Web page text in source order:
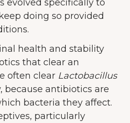
evolved specifically to
doing so provided
health and stability
that clear an
often clear Lactobacillus
because antibiotics are
bacteria they affect.
particularly